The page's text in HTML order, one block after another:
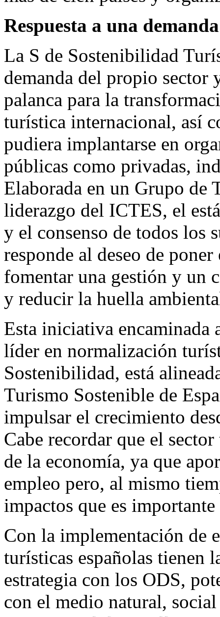
Respuesta a una
La S de Sostenibilidad
demanda del propio sector
palanca para la
turística internacional, así
pudiera implantarse en
públicas como privadas,
Elaborada en un Grupo de
liderazgo del ICTES, el
y el consenso de todos los
responde al deseo de
fomentar una gestión y un
y reducir la huella
Esta iniciativa encaminada
líder en normalización
Sostenibilidad, está
Turismo Sostenible de
impulsar el crecimiento
Cabe recordar que el
de la economía, ya que
empleo pero, al mismo
impactos que es
Con la implementación de
turísticas españolas tienen
estrategia con los ODS,
con el medio natural,